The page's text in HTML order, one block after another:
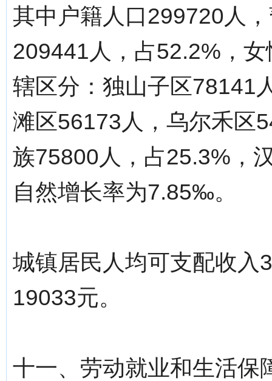
其中户籍人口299720人
209441人，占52.2%，
辖区分：独山子区78141
滩区56173人，乌尔禾区
族75800人，占25.3%，
自然增长率为7.85‰。
城镇居民人均可支配收入
19033元。
十一、劳动就业和生活保